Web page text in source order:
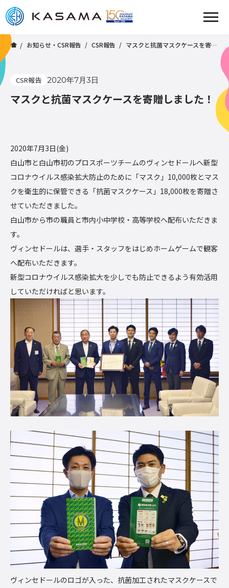
お知らせ・CSR報告 CSR報告 マスクと抗菌マスクケースを寄贈しました！
CSR報告 2020年7月3日
マスクと抗菌マスクケースを寄贈しました！
2020年7月3日(金)
白山市と白山市初のプロスポーツチームのヴィンセドールへ新型
コロナウイルス感染拡大防止のために「マスク」10,000枚とマス
クを衛生的に保管できる「抗菌マスクケース」18,000枚を寄贈さ
せていただきました。
白山市から市の職員と市内小中学校・高等学校へ配布いただきま
す。
ヴィンセドールは、選手・スタッフをはじめホームゲームで観客
へ配布いただきます。
新型コロナウイルス感染拡大を少しでも防止できるよう有効活用
していただければと思います。
ヴィンセドールのロゴが入った、抗菌加工されたマスクケースで